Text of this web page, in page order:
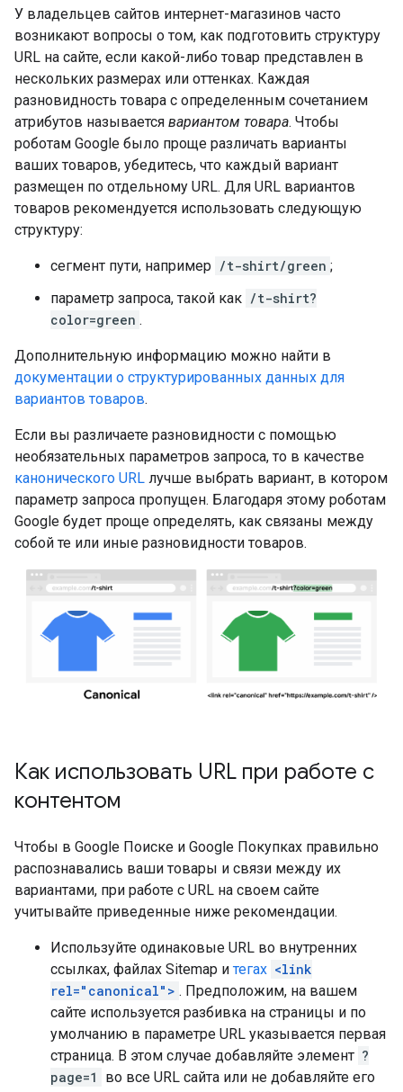
У владельцев сайтов интернет-магазинов часто
возникают вопросы о том, как подготовить структуру
URL на сайте, если какой-либо товар представлен в
нескольких размерах или оттенках. Каждая
разновидность товара с определенным сочетанием
атрибутов называется вариантом товара. Чтобы
роботам Google было проще различать варианты
ваших товаров, убедитесь, что каждый вариант
размещен по отдельному URL. Для URL вариантов
товаров рекомендуется использовать следующую
структуру:
сегмент пути, например /t-shirt/green ;
параметр запроса, такой как /t-shirt?
color=green .
Дополнительную информацию можно найти в
документации о структурированных данных для
вариантов товаров.
Если вы различаете разновидности с помощью
необязательных параметров запроса, то в качестве
канонического URL лучше выбрать вариант, в котором
параметр запроса пропущен. Благодаря этому роботам
Google будет проще определять, как связаны между
собой те или иные разновидности товаров.
Как использовать URL при работе с
контентом
Чтобы в Google Поиске и Google Покупках правильно
распознавались ваши товары и связи между их
вариантами, при работе с URL на своем сайте
учитывайте приведенные ниже рекомендации.
Используйте одинаковые URL во внутренних
ссылках, файлах Sitemap и тегах <link
rel="canonical"> . Предположим, на вашем
сайте используется разбивка на страницы и по
умолчанию в параметре URL указывается первая
страница. В этом случае добавляйте элемент ?
page=1
во все URL сайта или не добавляйте его